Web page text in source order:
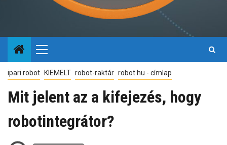
Primary
Menu
ipari robot KIEMELT robot-raktár robot.hu - címlap
Mit jelent az a kifejezés, hogy
robotintegrátor?